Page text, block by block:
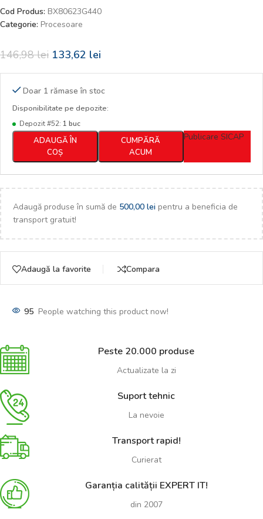
Cod Produs: BX80623G440
Categorie: Procesoare
146,98lei 133,62 lei
Doar 1 rămase în stoc
Disponibilitate pe depozite:
Depozit #52: 1 buc
ADAUGĂ ÎN
COȘ
CUMPĂRĂ
ACUM
Publicare SICAP
Adaugă produse în sumă de 500,00 lei pentru a beneficia de
transport gratuit!
Adaugă la favorite Compara
95 People watching this product now!
Peste 20.000 produse
Actualizate la zi
Suport tehnic
La nevoie
Transport rapid!
Curierat
Garanția calității EXPERT IT!
din 2007